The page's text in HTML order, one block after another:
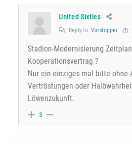
United Sixties
Reply to Vorstopper
Stadion-Modernisierung
Kooperationsvertrag ?
Nur ein einziges mal bitte ohne
Vertröstungen oder
Löwenzukunft.
3